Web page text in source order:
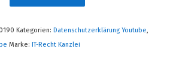
Kategorien: Datenschutzerklärung Youtube,
Marke: IT-Recht Kanzlei